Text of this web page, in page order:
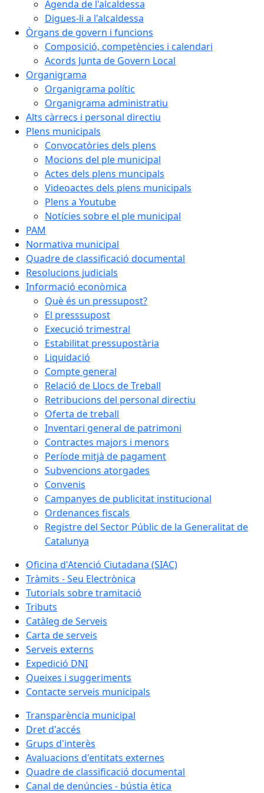
Agenda de l'alcaldessa
Digues-li a l'alcaldessa
Òrgans de govern i funcions
Composició, competències i calendari
Acords Junta de Govern Local
Organigrama
Organigrama polític
Organigrama administratiu
Alts càrrecs i personal directiu
Plens municipals
Convocatòries dels plens
Mocions del ple municipal
Actes dels plens muncipals
Videoactes dels plens municipals
Plens a Youtube
Notícies sobre el ple municipal
PAM
Normativa municipal
Quadre de classificació documental
Resolucions judicials
Informació econòmica
Què és un pressupost?
El presssupost
Execució trimestral
Estabilitat pressupostària
Liquidació
Compte general
Relació de Llocs de Treball
Retribucions del personal directiu
Oferta de treball
Inventari general de patrimoni
Contractes majors i menors
Període mitjà de pagament
Subvencions atorgades
Convenis
Campanyes de publicitat institucional
Ordenances fiscals
Registre del Sector Públic de la Generalitat de
Catalunya
Oficina d'Atenció Ciutadana (SIAC)
Tràmits - Seu Electrònica
Tutorials sobre tramitació
Tributs
Catàleg de Serveis
Carta de serveis
Serveis externs
Expedició DNI
Queixes i suggeriments
Contacte serveis municipals
Transparència municipal
Dret d'accés
Grups d'interès
Avaluacions d'entitats externes
Quadre de classificació documental
Canal de denúncies - bústia ètica